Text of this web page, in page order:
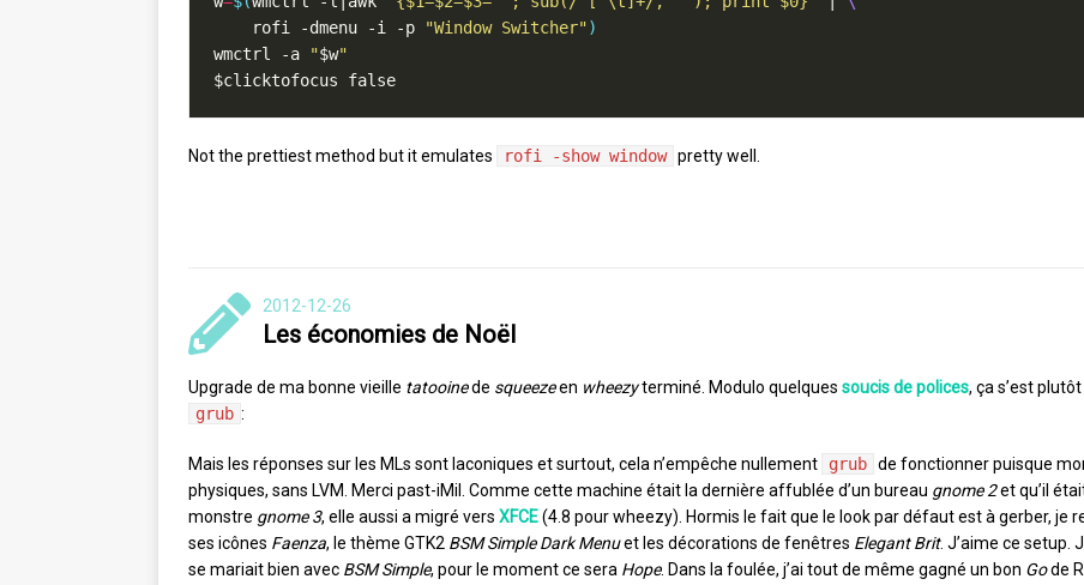
	rofi -dmenu -i -p
"Window Switcher")
wmctrl -a
"$w"
Not the prettiest method but it emulates rofi -show window pretty well.
2012-12-26
Les économies de Noël
Upgrade de ma bonne vieille tatooinede squeezeen wheezyterminé. Modulo quelques soucis de polices, ça s’est
grub :
Mais les réponses sur les MLs sont laconiques et surtout, cela n’empêche nullement grub de fonctionner puisque
physiques, sans LVM. Merci past-iMil. Comme cette machine était la dernière affublée d’un bureau gnome 2et qu’il
monstre gnome 3, elle aussi a migré vers XFCE(4.8 pour wheezy). Hormis le fait que le look par défaut est à gerber, je
ses icônes Faenza, le thème GTK2 BSM Simple Dark Menuet les décorations de fenêtres Elegant Brit. J’aime ce setup.
se mariait bien avec BSM Simple, pour le moment ce sera Hope. Dans la foulée, j’ai tout de même gagné un bon Gode